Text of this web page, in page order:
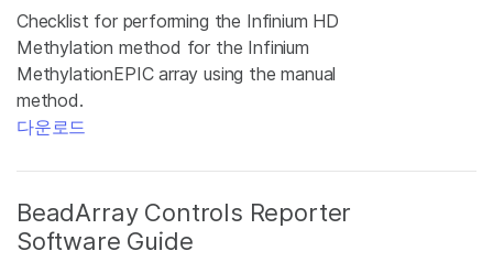
Checklist for performing the Infinium HD
Methylation method for the Infinium
MethylationEPIC array using the manual
method.
다운로드
BeadArray Controls Reporter
Software Guide